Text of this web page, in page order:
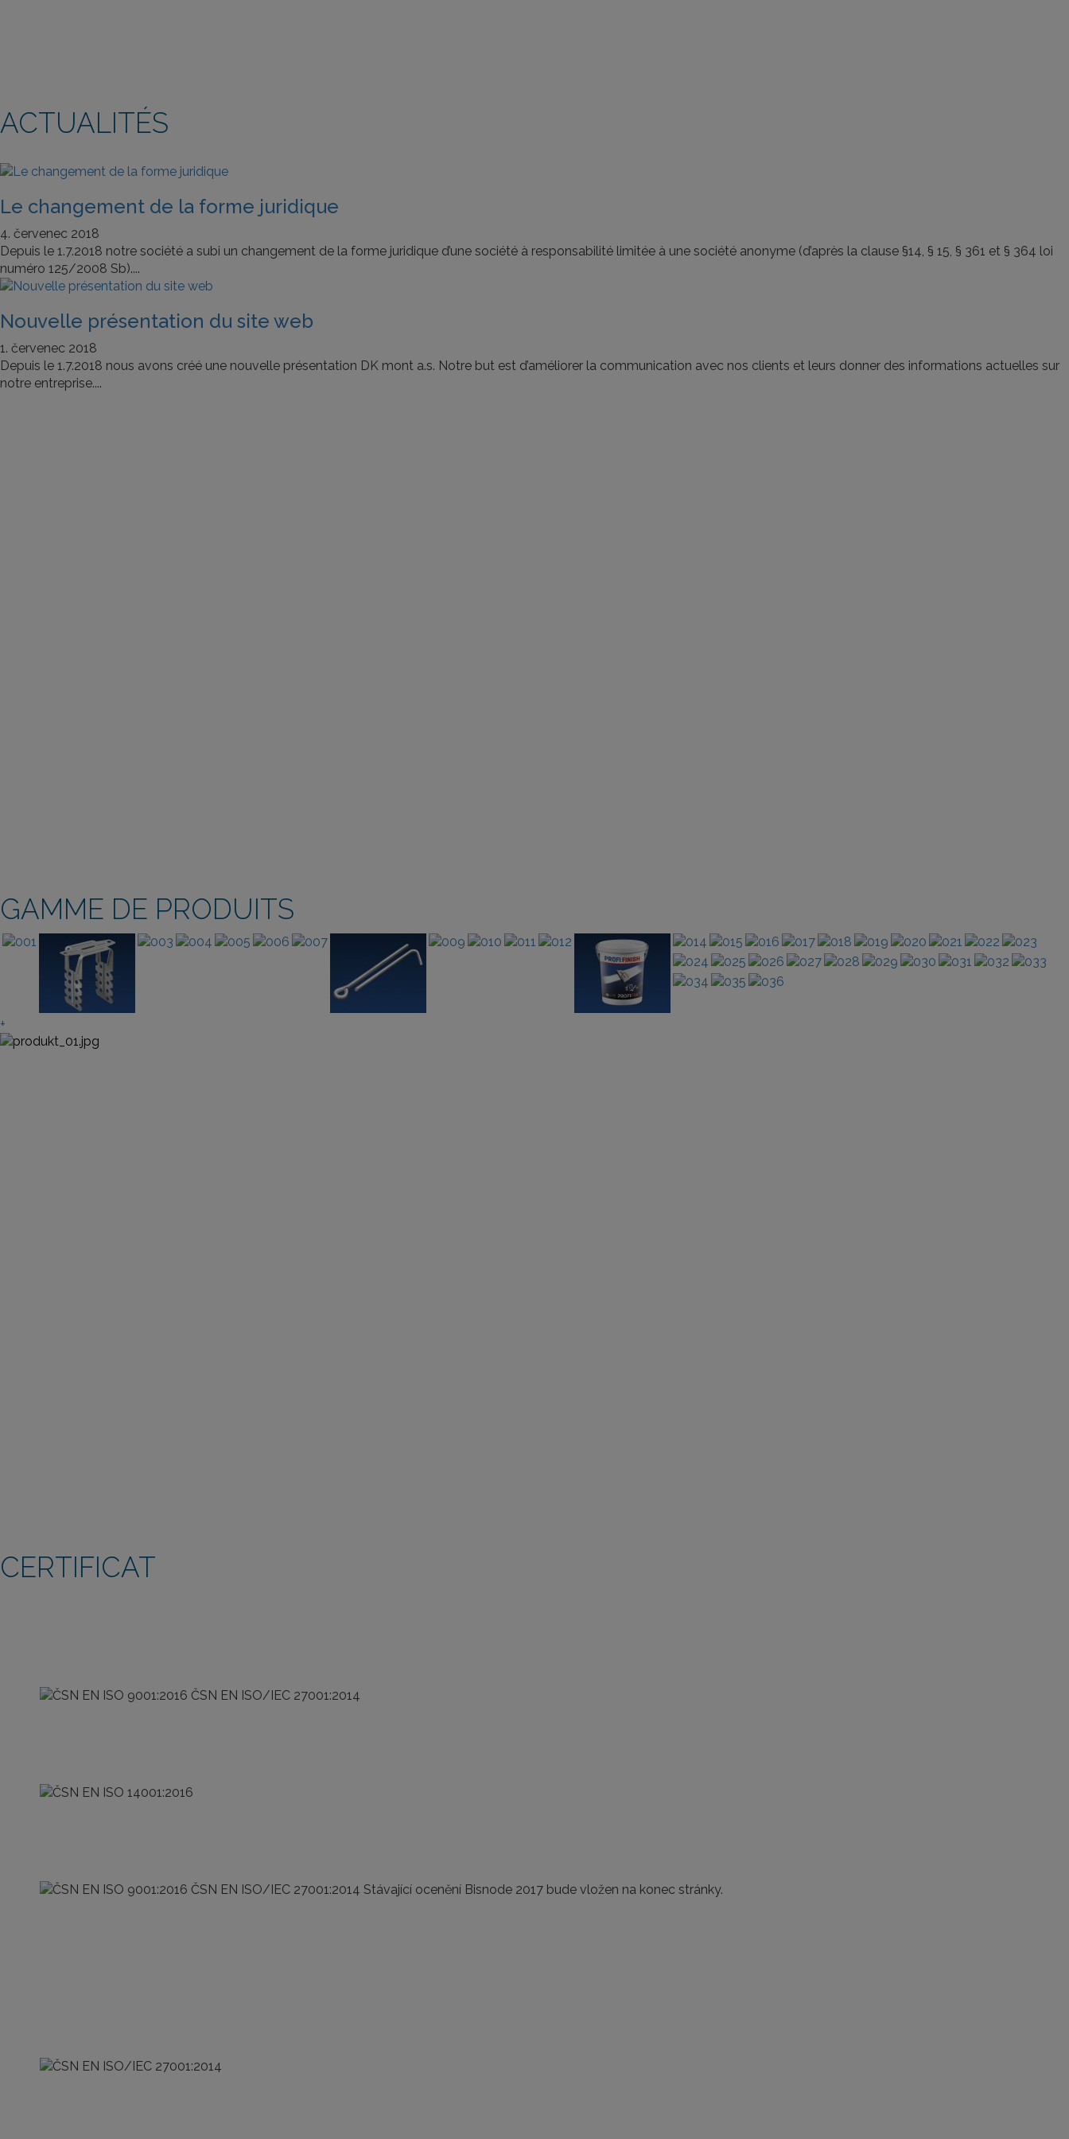
ACTUALITÉS
Le changement de la forme juridique
4. červenec 2018
Depuis le 1.7.2018 notre société a subi un changement de la forme juridique d’une société à responsabilité limitée à une société anonyme (d’après la clause §14, § 15, § 361 et § 364 loi
numéro 125/2008 Sb)....
Nouvelle présentation du site web
1. červenec 2018
Depuis le 1.7.2018 nous avons créé une nouvelle présentation DK mont a.s. Notre but est d’améliorer la communication avec nos clients et leurs donner des informations actuelles sur
notre entreprise....
GAMME DE PRODUITS
+
CERTIFICAT